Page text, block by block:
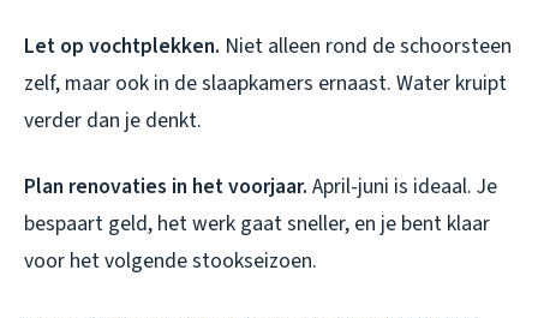
Let op vochtplekken. Niet alleen rond de schoorsteen
zelf, maar ook in de slaapkamers ernaast. Water kruipt
verder dan je denkt.
Plan renovaties in het voorjaar. April-juni is ideaal. Je
bespaart geld, het werk gaat sneller, en je bent klaar
voor het volgende stookseizoen.